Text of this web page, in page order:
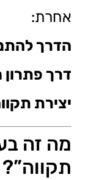
אחרת:
הדרך
דרך פתרון
יצירת
מה זה
תקווה”?